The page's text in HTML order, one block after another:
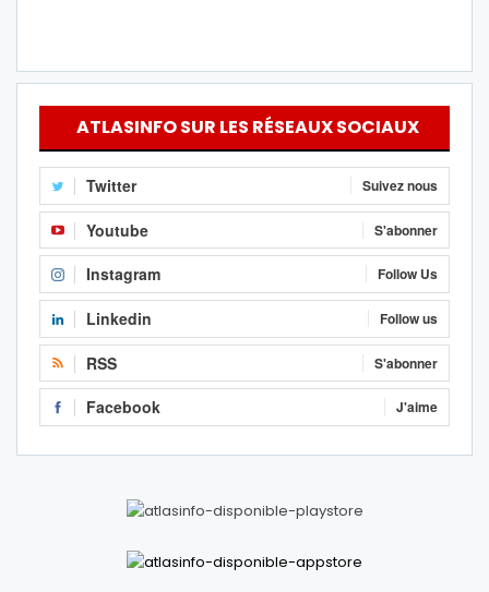
ATLASINFO SUR LES RÉSEAUX SOCIAUX
Twitter Suivez nous
Youtube S'abonner
Instagram Follow Us
Linkedin Follow us
RSS S'abonner
Facebook J'aime